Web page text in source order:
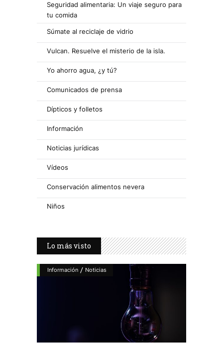
Seguridad alimentaria: Un viaje seguro para
tu comida
Súmate al reciclaje de vidrio
Vulcan. Resuelve el misterio de la isla.
Yo ahorro agua, ¿y tú?
Comunicados de prensa
Dípticos y folletos
Información
Noticias jurídicas
Vídeos
Conservación alimentos nevera
Niños
Lo más visto
Información / Noticias